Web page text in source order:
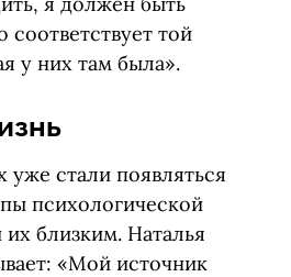
соответствует той
у них там была».
уже стали появляться
психологической
близким. Наталья
«Мой источник